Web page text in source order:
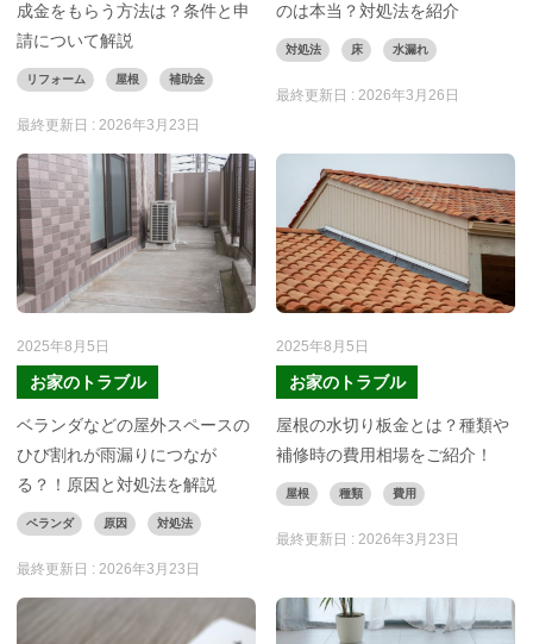
成金をもらう方法は？条件と申
請について解説
リフォーム 屋根 補助金
最終更新日 : 2026年3月23日
のは本当？対処法を紹介
対処法 床 水漏れ
最終更新日 :2026年3月26日
2025年8月5日
お家のトラブル
ベランダなどの屋外スペースの
ひび割れが雨漏りにつなが
る？！原因と対処法を解説
ベランダ 原因 対処法
最終更新日 : 2026年3月23日
2025年8月5日
お家のトラブル
屋根の水切り板金とは？種類や
補修時の費用相場をご紹介！
屋根 種類 費用
最終更新日 :2026年3月23日